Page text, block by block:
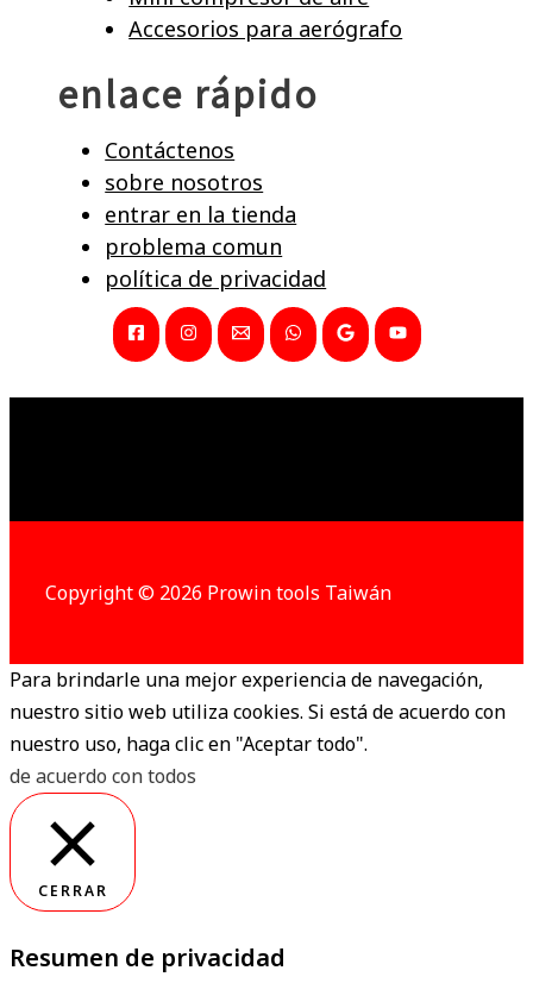
Accesorios para aerógrafo
enlace rápido
Contáctenos
sobre nosotros
entrar en la tienda
problema comun
política de privacidad
Copyright © 2026 Prowin tools Taiwán
Para brindarle una mejor experiencia de navegación,
nuestro sitio web utiliza cookies. Si está de acuerdo con
nuestro uso, haga clic en "Aceptar todo".
de acuerdo con todos
CERRAR
Resumen de privacidad